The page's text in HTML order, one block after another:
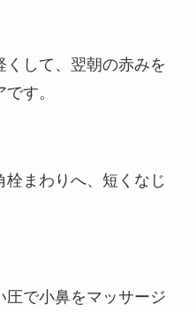
くして、翌朝の赤みを
す。
まわりへ、短くなじ
圧で小鼻をマッサージ